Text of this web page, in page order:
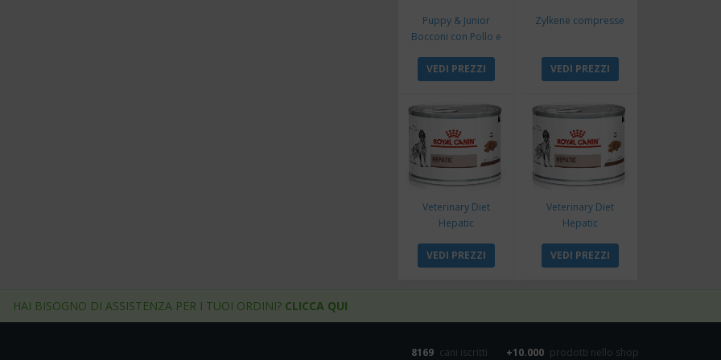
Puppy & Junior
Bocconi con Pollo e
VEDI PREZZI
Zylkene compresse
VEDI PREZZI
Veterinary Diet
Hepatic
VEDI PREZZI
Veterinary Diet
Hepatic
VEDI PREZZI
HAI BISOGNO DI ASSISTENZA PER I TUOI ORDINI? CLICCA QUI
8169 cani iscritti +10.000 prodotti nello shop